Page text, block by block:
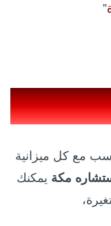
”
مع كل ميزانية
مكة يمكنك